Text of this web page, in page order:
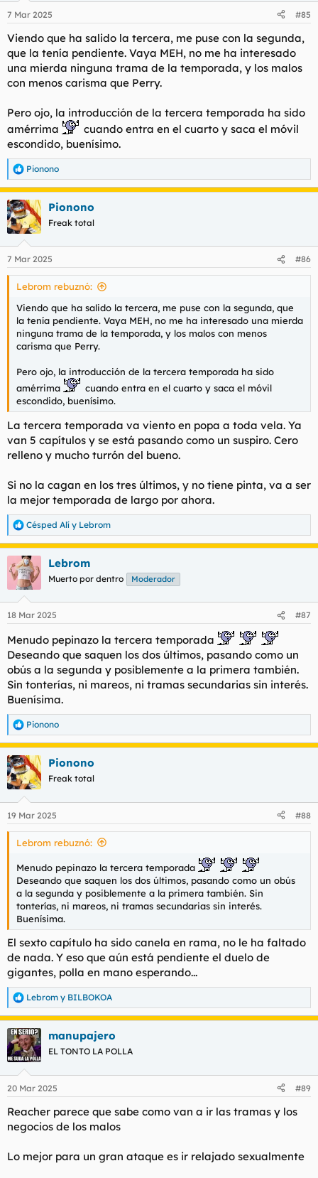
e
:
7 Mar 2025 #85
Viendo que ha salido la tercera, me puse con la segunda,
que la tenía pendiente. Vaya MEH, no me ha interesado
una mierda ninguna trama de la temporada, y los malos
con menos carisma que Perry.
Pero ojo, la introducción de la tercera temporada ha sido
amérrima
cuando entra en el cuarto y saca el móvil
escondido, buenísimo.
R
e
a
c
c
i
e
s
Pionono
Pionono
Freak total
7 Mar 2025 #86
Lebrom rebuznó:
Viendo que ha salido la tercera, me puse con la segunda, que
la tenía pendiente. Vaya MEH, no me ha interesado una mierda
ninguna trama de la temporada, y los malos con menos
carisma que Perry.
Pero ojo, la introducción de la tercera temporada ha sido
amérrima
cuando entra en el cuarto y saca el móvil
escondido, buenísimo.
La tercera temporada va viento en popa a toda vela. Ya
van 5 capítulos y se está pasando como un suspiro. Cero
relleno y mucho turrón del bueno.
Si no la cagan en los tres últimos, y no tiene pinta, va a ser
la mejor temporada de largo por ahora.
R
e
a
c
c
e
:
Césped Alí y Lebrom
Lebrom
Muerto por dentro Moderador
18 Mar 2025 #87
Menudo pepinazo la tercera temporada
Deseando que saquen los dos últimos, pasando como un
obús a la segunda y posiblemente a la primera también.
Sin tonterías, ni mareos, ni tramas secundarias sin interés.
Buenísima.
R
e
a
c
c
i
e
s
Pionono
Pionono
Freak total
19 Mar 2025 #88
Lebrom rebuznó:
Menudo pepinazo la tercera temporada
Deseando que saquen los dos últimos, pasando como un obús
a la segunda y posiblemente a la primera también. Sin
tonterías, ni mareos, ni tramas secundarias sin interés.
Buenísima.
El sexto capítulo ha sido canela en rama, no le ha faltado
de nada. Y eso que aún está pendiente el duelo de
gigantes, polla en mano esperando...
R
e
a
c
c
i
e
:
Lebrom y BILBOKOA
manupajero
EL TONTO LA POLLA
20 Mar 2025 #89
Reacher parece que sabe como van a ir las tramas y los
negocios de los malos
Lo mejor para un gran ataque es ir relajado sexualmente